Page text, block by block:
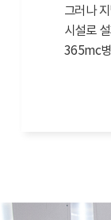
그러나
시설로
365mc